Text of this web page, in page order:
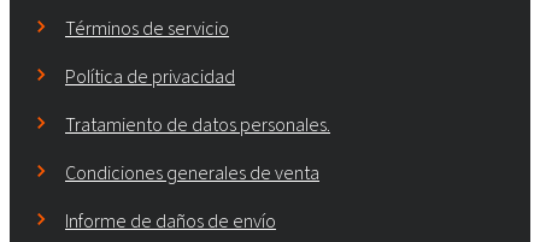
Términos de servicio
Política de privacidad
Tratamiento de datos personales.
Condiciones generales de venta
Informe de daños de envío